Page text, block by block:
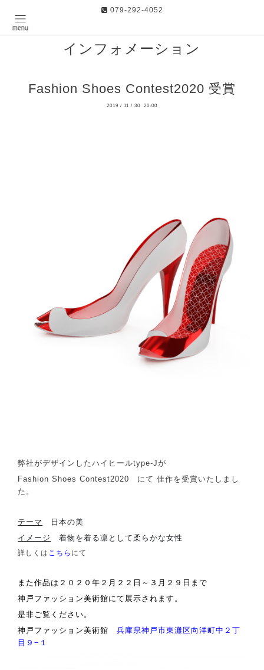
079-292-4052
インフォメーション
Fashion Shoes Contest2020 受賞
2019 / 11 / 30 20:00
弊社がデザインしたハイヒールtype-Jが
Fashion Shoes Contest2020 にて 佳作を受賞いたしまし
た。
テーマ
日本の美
イメージ
着物を着る凛として柔らかな女性
詳しくは こちら にて
また作品は２０２０年２月２２日～３月２９日まで
神戸ファッション美術館にて展示されます。
是非ご覧ください。
神戸ファッション美術館兵庫県神戸市東灘区向洋町中２丁
目９−１